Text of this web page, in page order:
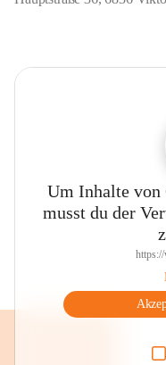
Um Inhalte von
musst du der